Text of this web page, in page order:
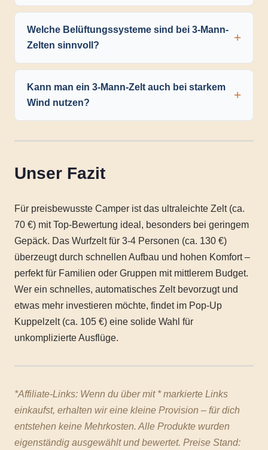
Welche Belüftungssysteme sind bei 3-Mann-
Zelten sinnvoll?
Kann man ein 3-Mann-Zelt auch bei starkem
Wind nutzen?
Unser Fazit
Für preisbewusste Camper ist das ultraleichte Zelt (ca.
70 €) mit Top-Bewertung ideal, besonders bei geringem
Gepäck. Das Wurfzelt für 3-4 Personen (ca. 130 €)
überzeugt durch schnellen Aufbau und hohen Komfort –
perfekt für Familien oder Gruppen mit mittlerem Budget.
Wer ein schnelles, automatisches Zelt bevorzugt und
etwas mehr investieren möchte, findet im Pop-Up
Kuppelzelt (ca. 105 €) eine solide Wahl für
unkomplizierte Ausflüge.
*Affiliate-Links: Wenn du über mit * markierte Links
einkaufst, erhalten wir eine kleine Provision – für dich
entstehen keine Mehrkosten. Alle Produkte wurden
eigenständig ausgewählt und bewertet. Preise Stand: